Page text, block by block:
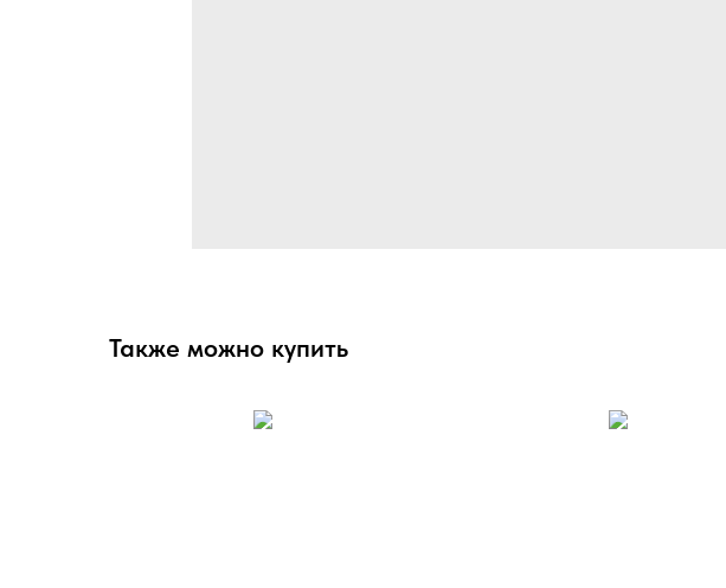
Также можно купить